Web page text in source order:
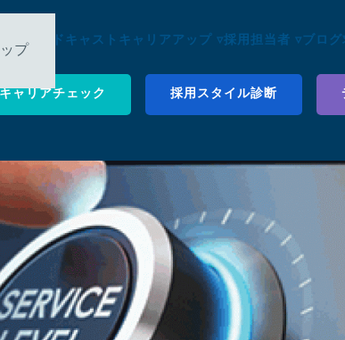
プ
▿ ポッドキャスト キャリアアップ ▿採用担当者 ▿ブログ
キャリアチェック 採用スタイル診断